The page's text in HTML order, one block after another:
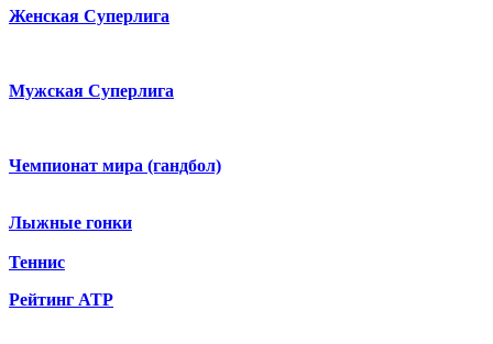
Женская Суперлига
Мужская Суперлига
Чемпионат мира (гандбол)
Лыжные гонки
Теннис
Рейтинг ATP